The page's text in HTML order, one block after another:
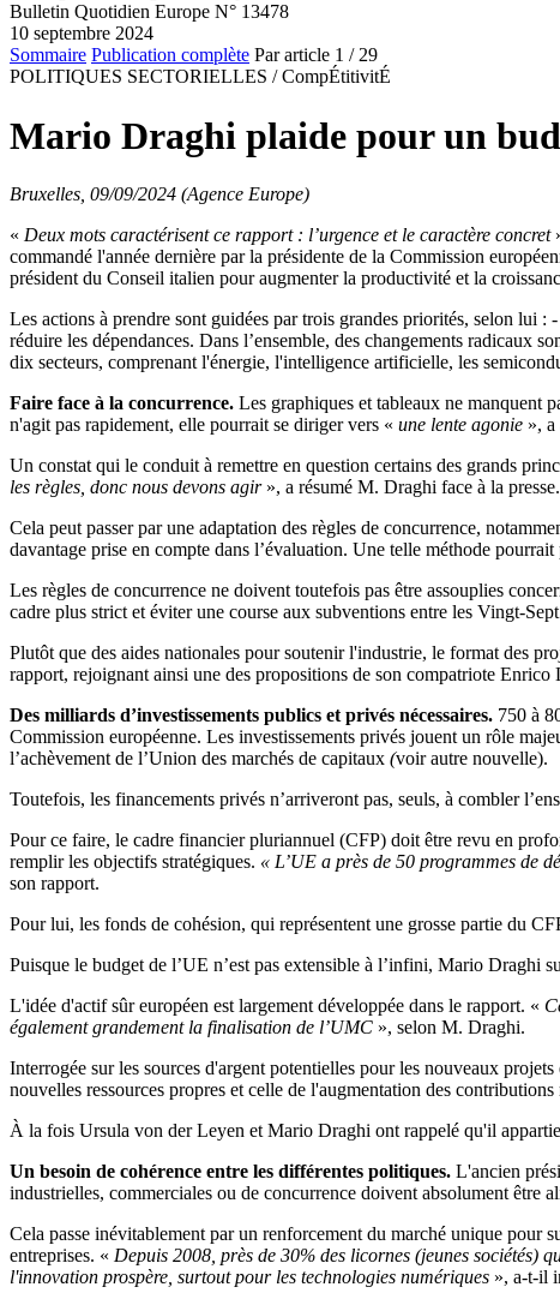
Bulletin Quotidien Europe N° 13478
10 septembre 2024
Sommaire Publication complète Par article 1 / 29
POLITIQUES SECTORIELLES / CompÉtitivitÉ
Mario Draghi plaide pour un
Bruxelles, 09/09/2024 (Agence Europe)
« Deux mots caractérisent ce rapport : l’urgence et le caractère concret
commandé l'année dernière par la présidente de la Commission
président du Conseil italien pour augmenter la productivité et la
Les actions à prendre sont guidées par trois grandes priorités, selon lui
réduire les dépendances. Dans l’ensemble, des changements radicaux
dix secteurs, comprenant l'énergie, l'intelligence artificielle, les
Faire face à la concurrence. Les graphiques et tableaux ne manquent
n'agit pas rapidement, elle pourrait se diriger vers « une lente agonie »,
Un constat qui le conduit à remettre en question certains des grands
les règles, donc nous devons agir», a résumé M. Draghi face à la presse.
Cela peut passer par une adaptation des règles de concurrence,
davantage prise en compte dans l’évaluation. Une telle méthode
Les règles de concurrence ne doivent toutefois pas être assouplies
cadre plus strict et éviter une course aux subventions entre les Vingt-
Plutôt que des aides nationales pour soutenir l'industrie, le format des
rapport, rejoignant ainsi une des propositions de son compatriote
Des milliards d’investissements publics et privés nécessaires. 750 à
Commission européenne. Les investissements privés jouent un rôle
l’achèvement de l’Union des marchés de capitaux (voir autre nouvelle).
Toutefois, les financements privés n’arriveront pas, seuls, à combler
Pour ce faire, le cadre financier pluriannuel (CFP) doit être revu en
remplir les objectifs stratégiques. « L’UE a près de 50 programmes de
son rapport.
Pour lui, les fonds de cohésion, qui représentent une grosse partie du
Puisque le budget de l’UE n’est pas extensible à l’infini, Mario Draghi
L'idée d'actif sûr européen est largement développée dans le rapport. «
également grandement la finalisation de l’UMC », selon M. Draghi.
Interrogée sur les sources d'argent potentielles pour les nouveaux
nouvelles ressources propres et celle de l'augmentation des
À la fois Ursula von der Leyen et Mario Draghi ont rappelé qu'il
Un besoin de cohérence entre les différentes politiques. L'ancien
industrielles, commerciales ou de concurrence doivent absolument être
Cela passe inévitablement par un renforcement du marché unique
entreprises. « Depuis 2008, près de 30% des licornes (jeunes
l'innovation prospère, surtout pour les technologies numériques », a-t-il